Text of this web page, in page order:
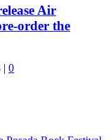
Air
order the
| 0